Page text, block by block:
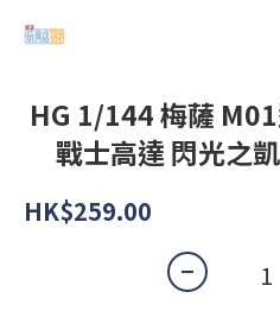
HG 1/144 梅薩
戰士高達 閃光之
HK$259.00